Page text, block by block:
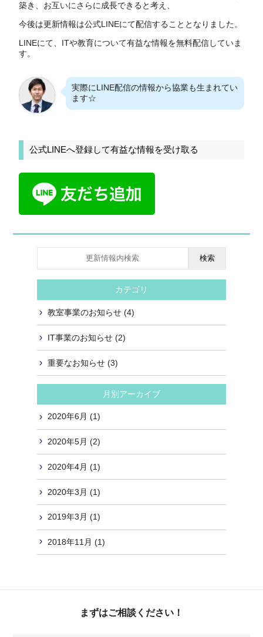
築き、お互いにさらに成長できると考え、
今後は更新情報は公式LINEにて配信することとなりました。
LINEにて、ITや教育について有益な情報を無料配信していま
す。
実際にLINE配信の情報から協業も生まれてい
ます☆
公式LINEへ登録して有益な情報を受け取る
検索
カテゴリ
教室事業のお知らせ (4)
IT事業のお知らせ (2)
重要なお知らせ (3)
月別アーカイブ
2020年6月 (1)
2020年5月 (2)
2020年4月 (1)
2020年3月 (1)
2019年3月 (1)
2018年11月 (1)
まずはご相談ください！